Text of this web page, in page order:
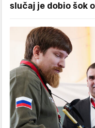
slučaj je dobio šok